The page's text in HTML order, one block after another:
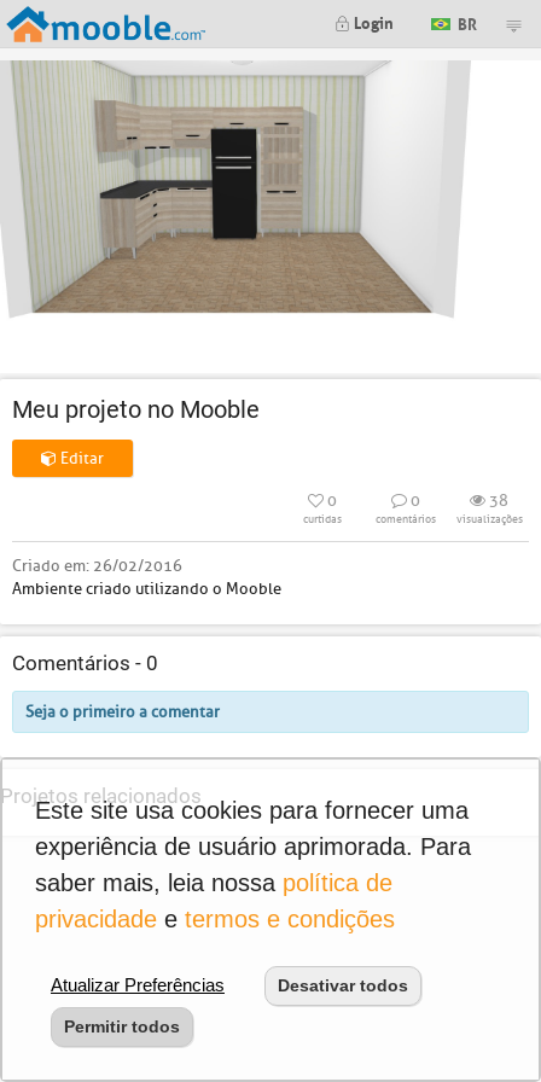
Login BR
Meu projeto no Mooble
Editar
0
curtidas
0
comentários
38
visualizações
Criado em: 26/02/2016
Ambiente criado utilizando o Mooble
Comentários - 0
Seja o primeiro a comentar
Projetos relacionados
Este site usa cookies para fornecer uma
experiência de usuário aprimorada. Para
saber mais, leia nossa política de
privacidadee termos e condições
Atualizar Preferências Desativar todos
Permitir todos